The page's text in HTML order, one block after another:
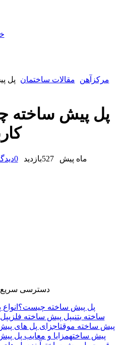
مرکزآهن
مقالات ساختمان
پل
پل پیش ساخته
2 ماه پیش 527بازدید 0
دسترسی سریع
پل پیش ساخته چیست؟
ساخته بتنیپل پیش ساخته فلزی
پیش ساخته موقتاجزای پل های
پیش ساختهمزایا و معایب پل